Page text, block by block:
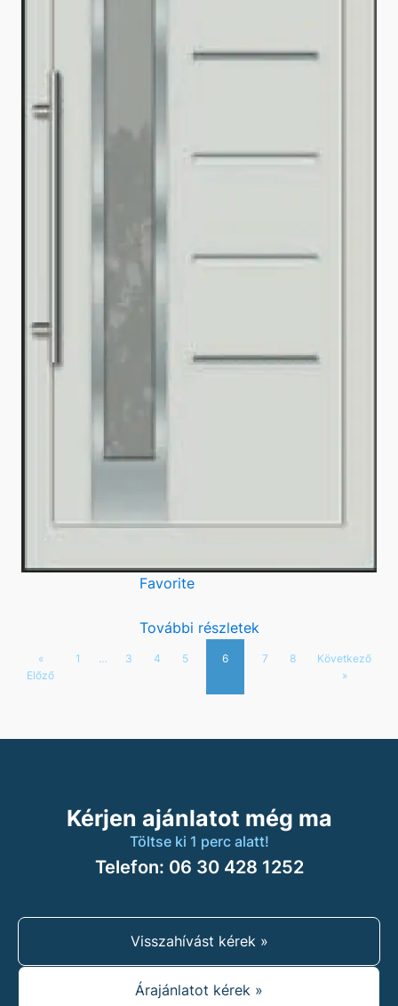
Favorite
További részletek
«
Előző
1 … 3 4 5 6 7 8
Következő
»
Kérjen ajánlatot még ma
Töltse ki 1 perc alatt!
Telefon: 06 30 428 1252
Visszahívást kérek »
Árajánlatot kérek »